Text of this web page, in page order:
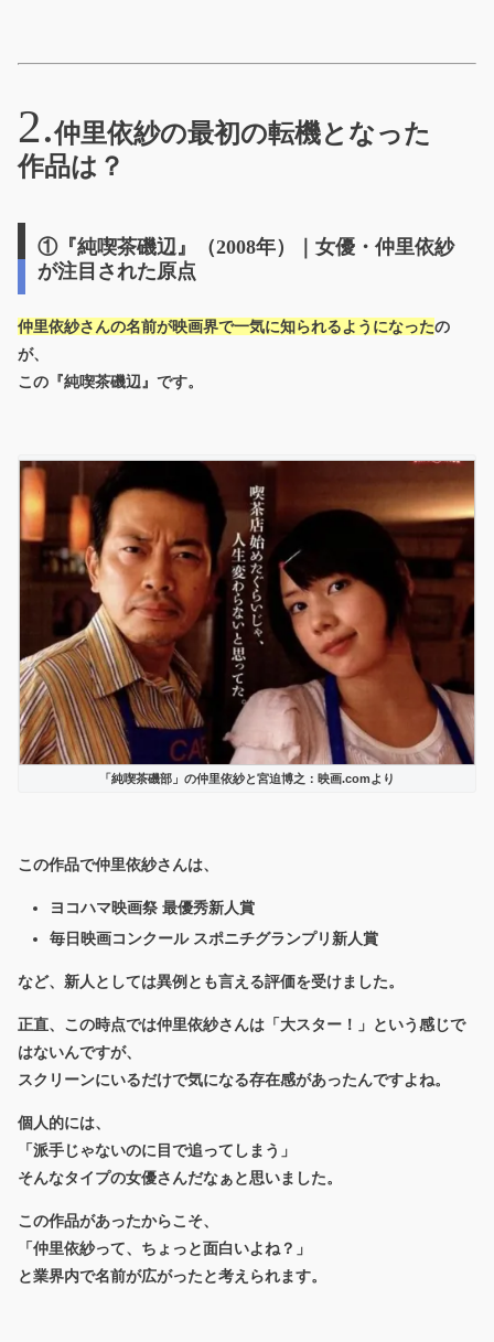
仲里依紗の最初の転機となった
作品は？
①『純喫茶磯辺』（2008年）｜女優・仲里依紗
が注目された原点
仲里依紗さんの名前が映画界で一気に知られるようになったの
が、
この 『純喫茶磯辺』 です。
「純喫茶磯部」の仲里依紗と宮迫博之：映画.comより
この作品で仲里依紗さんは、
ヨコハマ映画祭 最優秀新人賞
毎日映画コンクール スポニチグランプリ新人賞
など、 新人としては異例とも言える評価を受けました。
正直、この時点では仲里依紗さんは「大スター！」という感じで
はないんですが、
スクリーンにいるだけで気になる存在感があったんですよね。
個人的には、
「派手じゃないのに目で追ってしまう」
そんなタイプの女優さんだなぁと思いました。
この作品があったからこそ、
「仲里依紗って、ちょっと面白いよね？」
と業界内で名前が広がったと考えられます。